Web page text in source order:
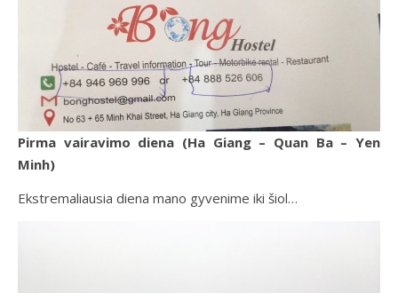
Pirma vairavimo diena (Ha Giang – Quan Ba – Yen
Minh)
Ekstremaliausia diena mano gyvenime iki šiol…